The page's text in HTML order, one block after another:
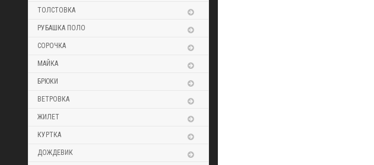
ТОЛСТОВКА
РУБАШКА ПОЛО
СОРОЧКА
МАЙКА
БРЮКИ
ВЕТРОВКА
ЖИЛЕТ
КУРТКА
ДОЖДЕВИК